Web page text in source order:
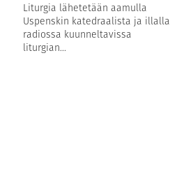
Liturgia lähetetään aamulla
Uspenskin katedraalista ja illalla
radiossa kuunneltavissa
liturgian...